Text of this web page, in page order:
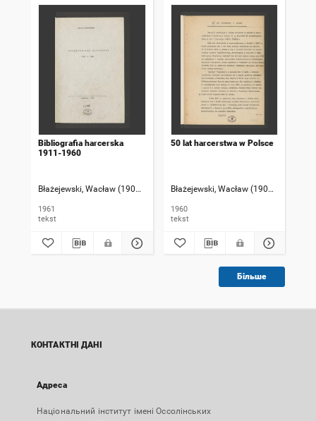
Bibliografia harcerska
1911-1960
Błażejewski, Wacław (1902-1986)
1961
tekst
50 lat harcerstwa w Polsce
Błażejewski, Wacław (1902-1986)
1960
tekst
Більше
КОНТАКТНІ ДАНІ
Адреса
Національний інститут імені Оссолінських